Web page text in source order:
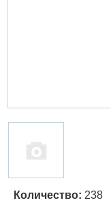
Количество: 238